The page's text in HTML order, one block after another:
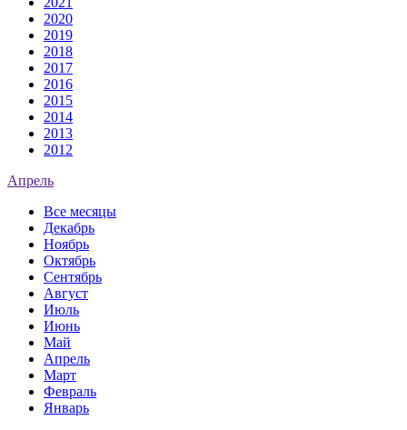
2020
2019
2018
2017
2016
2015
2014
2013
2012
Апрель
Все месяцы
Декабрь
Ноябрь
Октябрь
Сентябрь
Август
Июль
Июнь
Май
Апрель
Март
Февраль
Январь